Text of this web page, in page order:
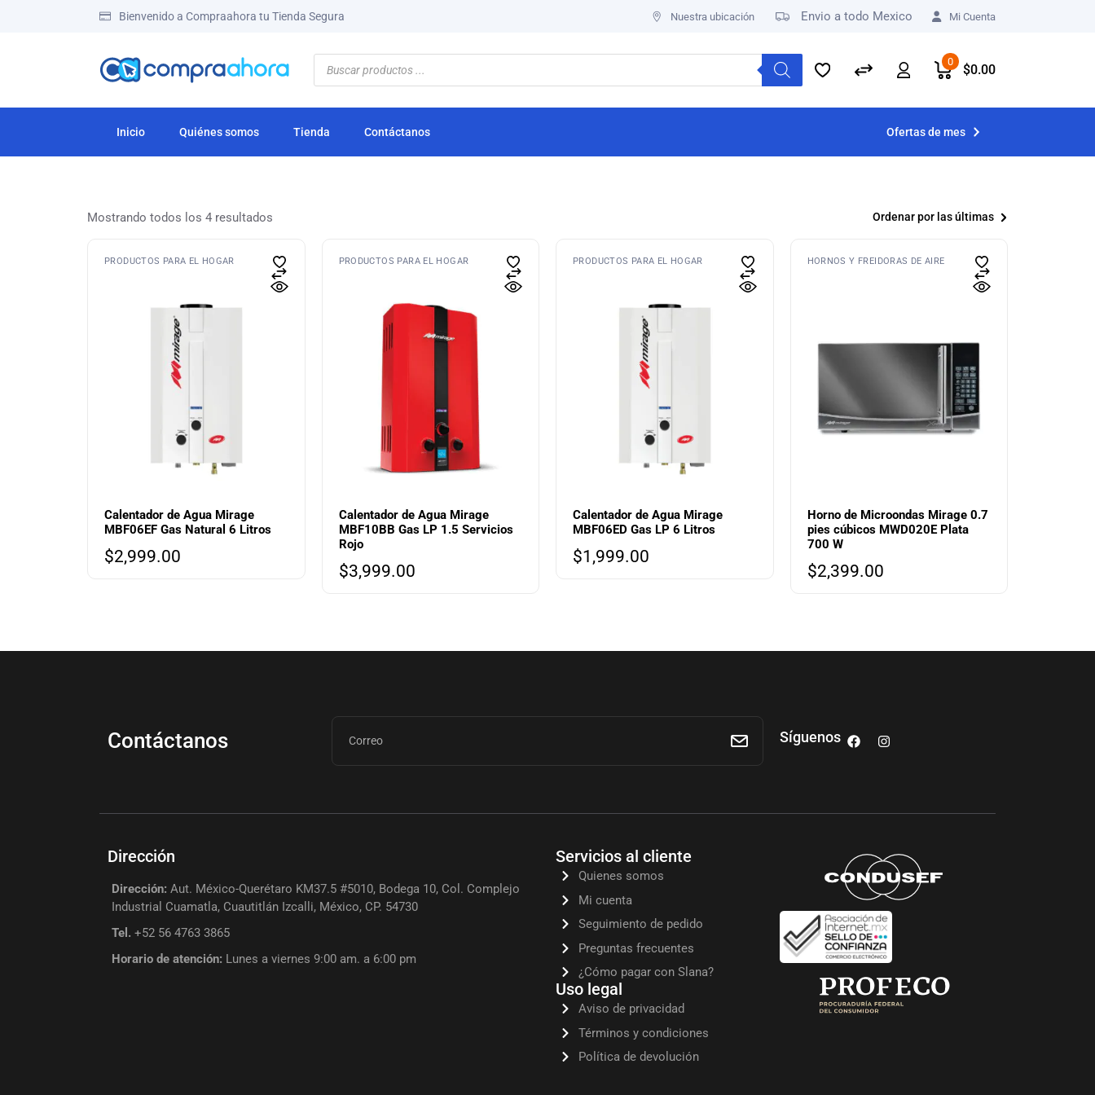
Bienvenido a Compraahora tu Tienda Segura Nuestra ubicación Envio a todo Mexico Mi Cuenta
0
$0.00
Inicio Quiénes somos Tienda Contáctanos Ofertas de mes
Mostrando todos los 4 resultados Ordenar por las últimas
PRODUCTOS PARA EL HOGAR
Calentador de Agua Mirage
MBF06EF Gas Natural 6 Litros
$2,999.00
PRODUCTOS PARA EL HOGAR
Calentador de Agua Mirage
MBF10BB Gas LP 1.5 Servicios
Rojo
$3,999.00
PRODUCTOS PARA EL HOGAR
Calentador de Agua Mirage
MBF06ED Gas LP 6 Litros
$1,999.00
HORNOS Y FREIDORAS DE AIRE
Horno de Microondas Mirage 0.7
pies cúbicos MWD020E Plata
700 W
$2,399.00
Contáctanos Síguenos
Dirección
Dirección: Aut. México-Querétaro KM37.5 #5010, Bodega 10, Col. Complejo
Industrial Cuamatla, Cuautitlán Izcalli, México, CP. 54730
Tel. +52 56 4763 3865
Horario de atención: Lunes a viernes 9:00 am. a 6:00 pm
Servicios al cliente
Quienes somos
Mi cuenta
Seguimiento de pedido
Preguntas frecuentes
¿Cómo pagar con Slana?
Uso legal
Aviso de privacidad
Términos y condiciones
Política de devolución